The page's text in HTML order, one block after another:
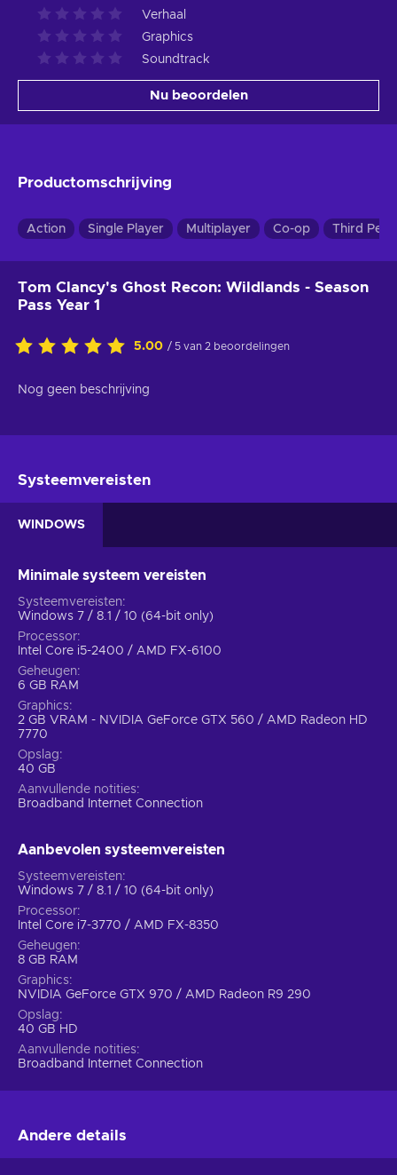
Verhaal
Graphics
Soundtrack
Nu beoordelen
Productomschrijving
Action Single Player Multiplayer Co-op Third
Tom Clancy's Ghost Recon: Wildlands - Season
Pass Year 1
5.00 / 5 van 2 beoordelingen
Nog geen beschrijving
Systeemvereisten
WINDOWS
Minimale systeem vereisten
Systeemvereisten
Windows 7 / 8.1 / 10 (64-bit only)
Processor
Intel Core i5-2400 / AMD FX-6100
Geheugen
6 GB RAM
Graphics
2 GB VRAM - NVIDIA GeForce GTX 560 / AMD Radeon HD
7770
Opslag
40 GB
Aanvullende notities
Broadband Internet Connection
Aanbevolen systeemvereisten
Systeemvereisten
Windows 7 / 8.1 / 10 (64-bit only)
Processor
Intel Core i7-3770 / AMD FX-8350
Geheugen
8 GB RAM
Graphics
NVIDIA GeForce GTX 970 / AMD Radeon R9 290
Opslag
40 GB HD
Aanvullende notities
Broadband Internet Connection
Andere details